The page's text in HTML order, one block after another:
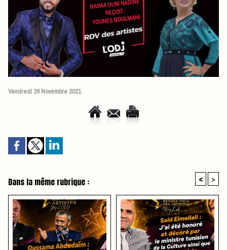
Vendredi 26 Novembre 2021
Dans la même rubrique : < >